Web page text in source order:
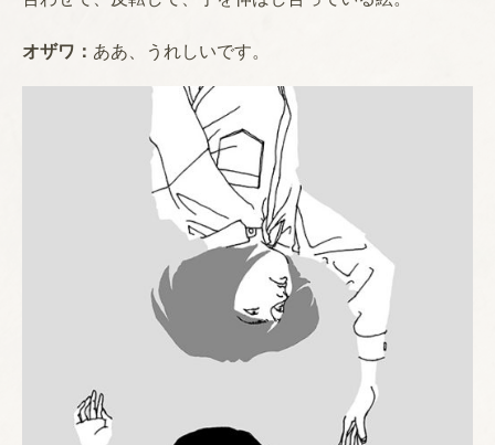
オザワ： ああ、うれしいです。